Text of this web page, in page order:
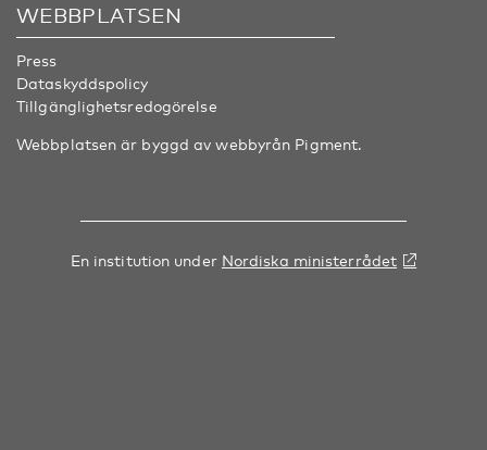
WEBBPLATSEN
Press
Dataskyddspolicy
Tillgänglighetsredogörelse
Webbplatsen är byggd av webbyrån Pigment.
En institution under Nordiska ministerrådet